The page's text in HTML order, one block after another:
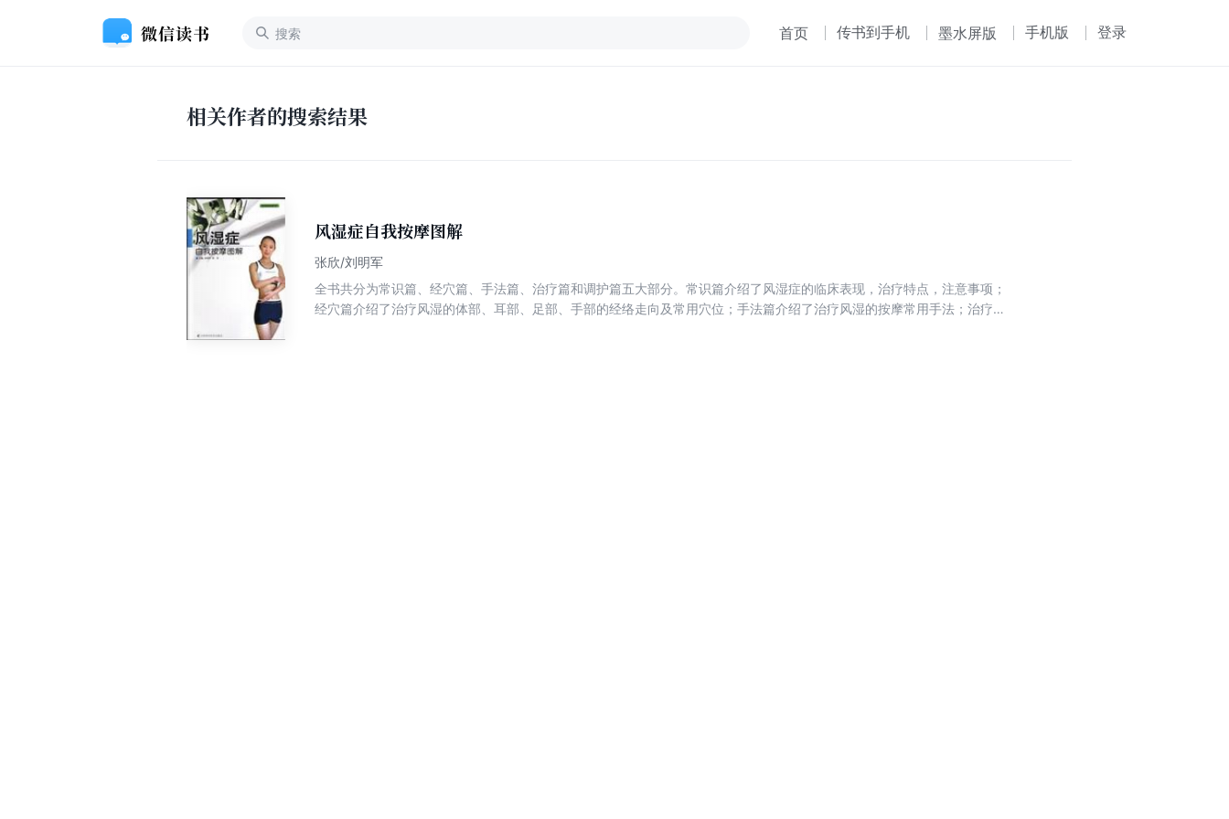
首页 传书到手机 墨水屏版 手机版 登录
相关作者的搜索结果
风湿症自我按摩图解
张欣/刘明军
全书共分为常识篇、经穴篇、手法篇、治疗篇和调护篇五大部分。常识篇介绍了风湿症的临床表现，治疗特点，注意事项；
经穴篇介绍了治疗风湿的体部、耳部、足部、手部的经络走向及常用穴位；手法篇介绍了治疗风湿的按摩常用手法；治疗篇